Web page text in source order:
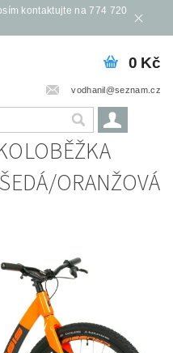
kontaktujte na 774 720
vodhanil@seznam.cz
0 Kč
ORANŽOVÁ